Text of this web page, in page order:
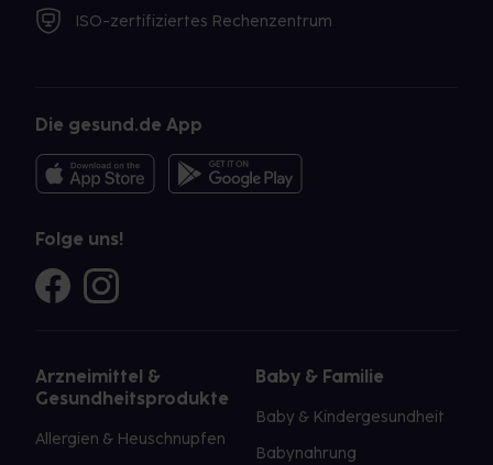
ISO-zertifiziertes Rechenzentrum
Die gesund.de App
Folge uns!
Arzneimittel &
Gesundheitsprodukte
Allergien & Heuschnupfen
Baby & Familie
Baby & Kindergesundheit
Babynahrung